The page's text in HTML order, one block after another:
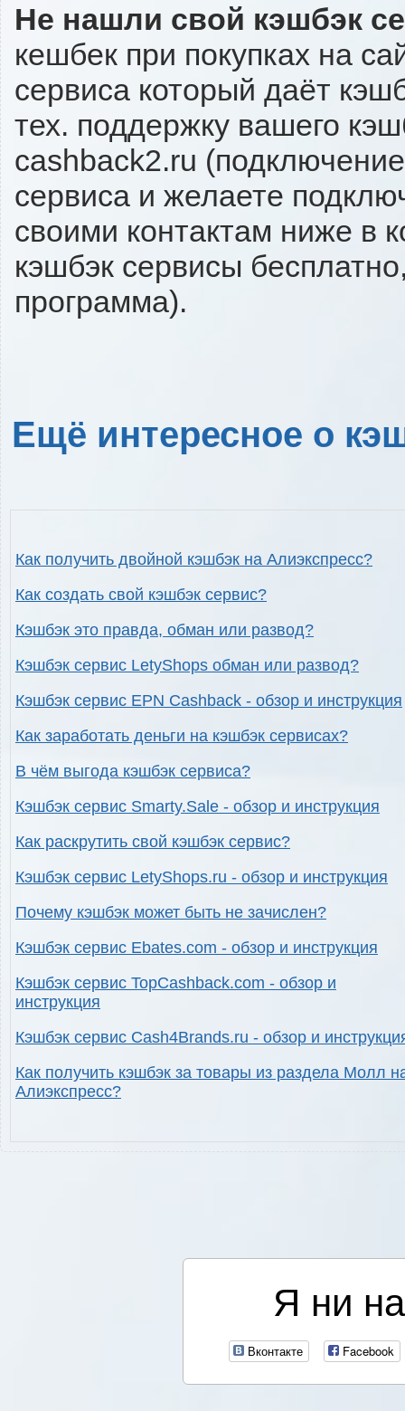
Не нашли свой кэшбэк
кешбек при покупках на
сервиса который даёт
тех. поддержку вашего
cashback2.ru
сервиса и желаете
своими контактам ниже в
кэшбэк сервисы
программа).
Ещё интересное о
Как получить двойной кэшбэк на Алиэкспресс?
Как создать свой кэшбэк сервис?
Кэшбэк это правда, обман или развод?
Кэшбэк сервис LetyShops обман или развод?
Кэшбэк сервис EPN Cashback - обзор и инструкция
Как заработать деньги на кэшбэк сервисах?
В чём выгода кэшбэк сервиса?
Кэшбэк сервис Smarty.Sale - обзор и инструкция
Как раскрутить свой кэшбэк сервис?
Кэшбэк сервис LetyShops.ru - обзор и инструкция
Почему кэшбэк может быть не зачислен?
Кэшбэк сервис Ebates.com - обзор и инструкция
Кэшбэк сервис TopCashback.com - обзор и
инструкция
Кэшбэк сервис Cash4Brands.ru - обзор и
Как получить кэшбэк за товары из раздела Молл
Алиэкспресс?
Я ни
Вконтакте Facebook